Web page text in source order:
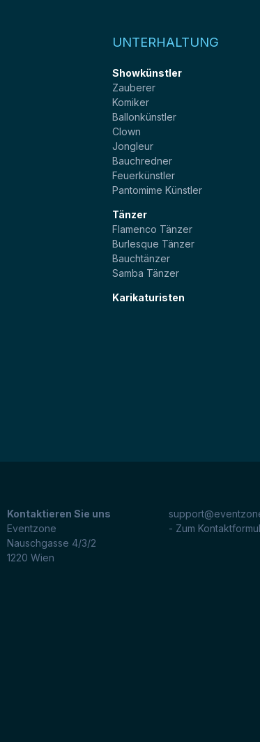
UNTERHALTUNG
Showkünstler
Zauberer
Komiker
Ballonkünstler
Clown
Jongleur
Bauchredner
Feuerkünstler
Pantomime Künstler
Tänzer
Flamenco Tänzer
Burlesque Tänzer
Bauchtänzer
Samba Tänzer
Karikaturisten
Kontaktieren Sie uns
Eventzone
Nauschgasse 4/3/2
1220 Wien
- Zum